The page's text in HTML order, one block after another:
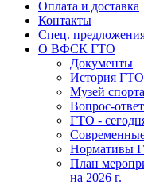
Оплата и доставка
Контакты
Спец.
О ВФСК ГТО
Документы
История ГТО
Музей спорта
Вопрос-ответ
ГТО -
Нормативы
План
на 2026 г.